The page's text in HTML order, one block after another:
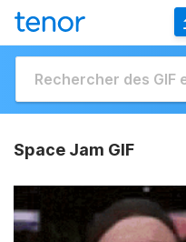
Space Jam GIF